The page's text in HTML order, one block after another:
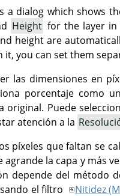
a dialog which shows
Height for the layer
height are
it, you can set them
las dimensiones en
porcentaje como
original. Puede
atención a la
píxeles que faltan se
agrande la capa y más
depende del método
el filtro
Nitidez